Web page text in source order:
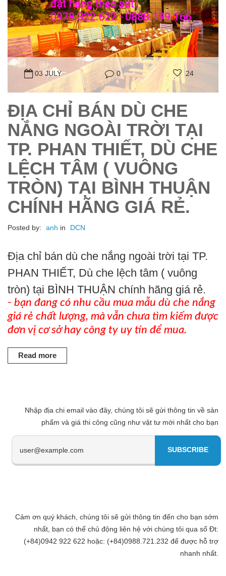
03 JULY 0 24
ĐỊA CHỈ BÁN DÙ CHE
NẮNG NGOÀI TRỜI TẠI
TP. PHAN THIẾT, DÙ CHE
LỆCH TÂM ( VUÔNG
TRÒN) TẠI BÌNH THUẬN
CHÍNH HÃNG GIÁ RẺ.
Posted by: anh in DCN
Địa chỉ bán dù che nắng ngoài trời tại TP.
PHAN THIẾT, Dù che lệch tâm ( vuông
tròn) tại BÌNH THUẬN chính hãng giá rẻ.
- bạn đang có nhu cầu mua mẫu dù che nắng
giá rẻ chất lượng, mà vẫn chưa tìm kiếm được
đơn vị cơ sở hay công ty uy tín để mua.
Read more
Nhập địa chi email vào đây, chúng tôi sẽ gửi thông tin về sản
phẩm và giá thi công cũng như vật tư mới nhất cho bạn
Cảm ơn quý khách, chúng tôi sẽ gửi thông tin đến cho bạn sớm
nhất, bạn có thể chủ động liên hệ với chúng tôi qua số Đt:
(+84)0942 922 622 hoặc: (+84)0988.721.232 để được hỗ trợ
nhanh nhất.